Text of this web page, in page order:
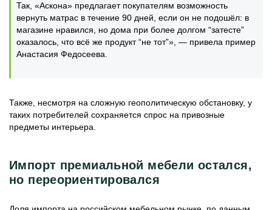
Так, «Аскона» предлагает покупателям возможность
вернуть матрас в течение 90 дней, если он не подошёл: в
магазине нравился, но дома при более долгом “затесте”
оказалось, что всё же продукт “не тот”», — привела пример
Анастасия Федосеева.
Также, несмотря на сложную геополитическую обстановку, у
таких потребителей сохраняется спрос на привозные
предметы интерьера.
Импорт премиальной мебели остался,
но переориентировался